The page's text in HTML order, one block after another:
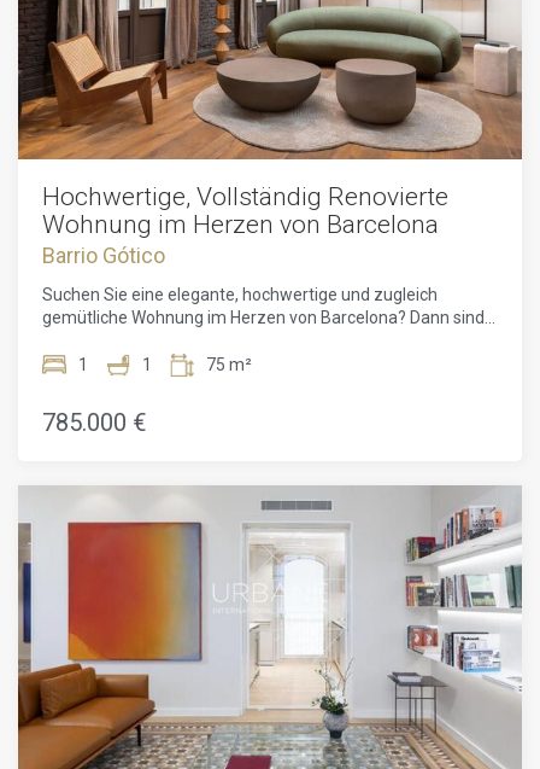
Hochwertige, Vollständig Renovierte
Wohnung im Herzen von Barcelona
Barrio Gótico
Suchen Sie eine elegante, hochwertige und zugleich
gemütliche Wohnung im Herzen von Barcelona? Dann sind
befindet sich im emblematischen Stadtteil Ciutat Vella, wo
handelt sich um eine exklusive Ein-Zimmer-Wohnung, die
von einem der führenden Designstudios Barcelonas
durch ihren unverwechselbaren Charakter, mit sorgfältig
ausgewählten Materialien, hochwertigen Ausstattungen
und einer eleganten, dunklen Farbpalette, die eine moderne
und stilvolle Atmosphäre schafft.Schon beim Betreten
werden Sie von einem chicen und raffinierten Ambiente
empfangen. Die offen gestaltete Küche ist harmonisch in
den Wohnraum integriert und verfügt über elegante graue
Schränke sowie hochwertige elektrische Geräte, die sowohl
ästhetisch als auch funktional höchsten Ansprüchen
gerecht werden. Die originale katalanische Gewölbedecke
verleiht der Wohnung Authentizität und Charakter, während
der großzügige Wohnbereich zum Entspannen einlädt.Das
1 1 75 m²
785.000 €